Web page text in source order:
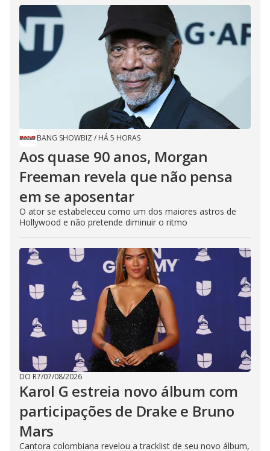
BANG SHOWBIZ / HÁ 5 HORAS
Aos quase 90 anos, Morgan
Freeman revela que não pensa
em se aposentar
O ator se estabeleceu como um dos maiores astros de
Hollywood e não pretende diminuir o ritmo
DO R7/07/08/2026
Karol G estreia novo álbum com
participações de Drake e Bruno
Mars
Cantora colombiana revelou a ​tracklist de seu novo álbum,